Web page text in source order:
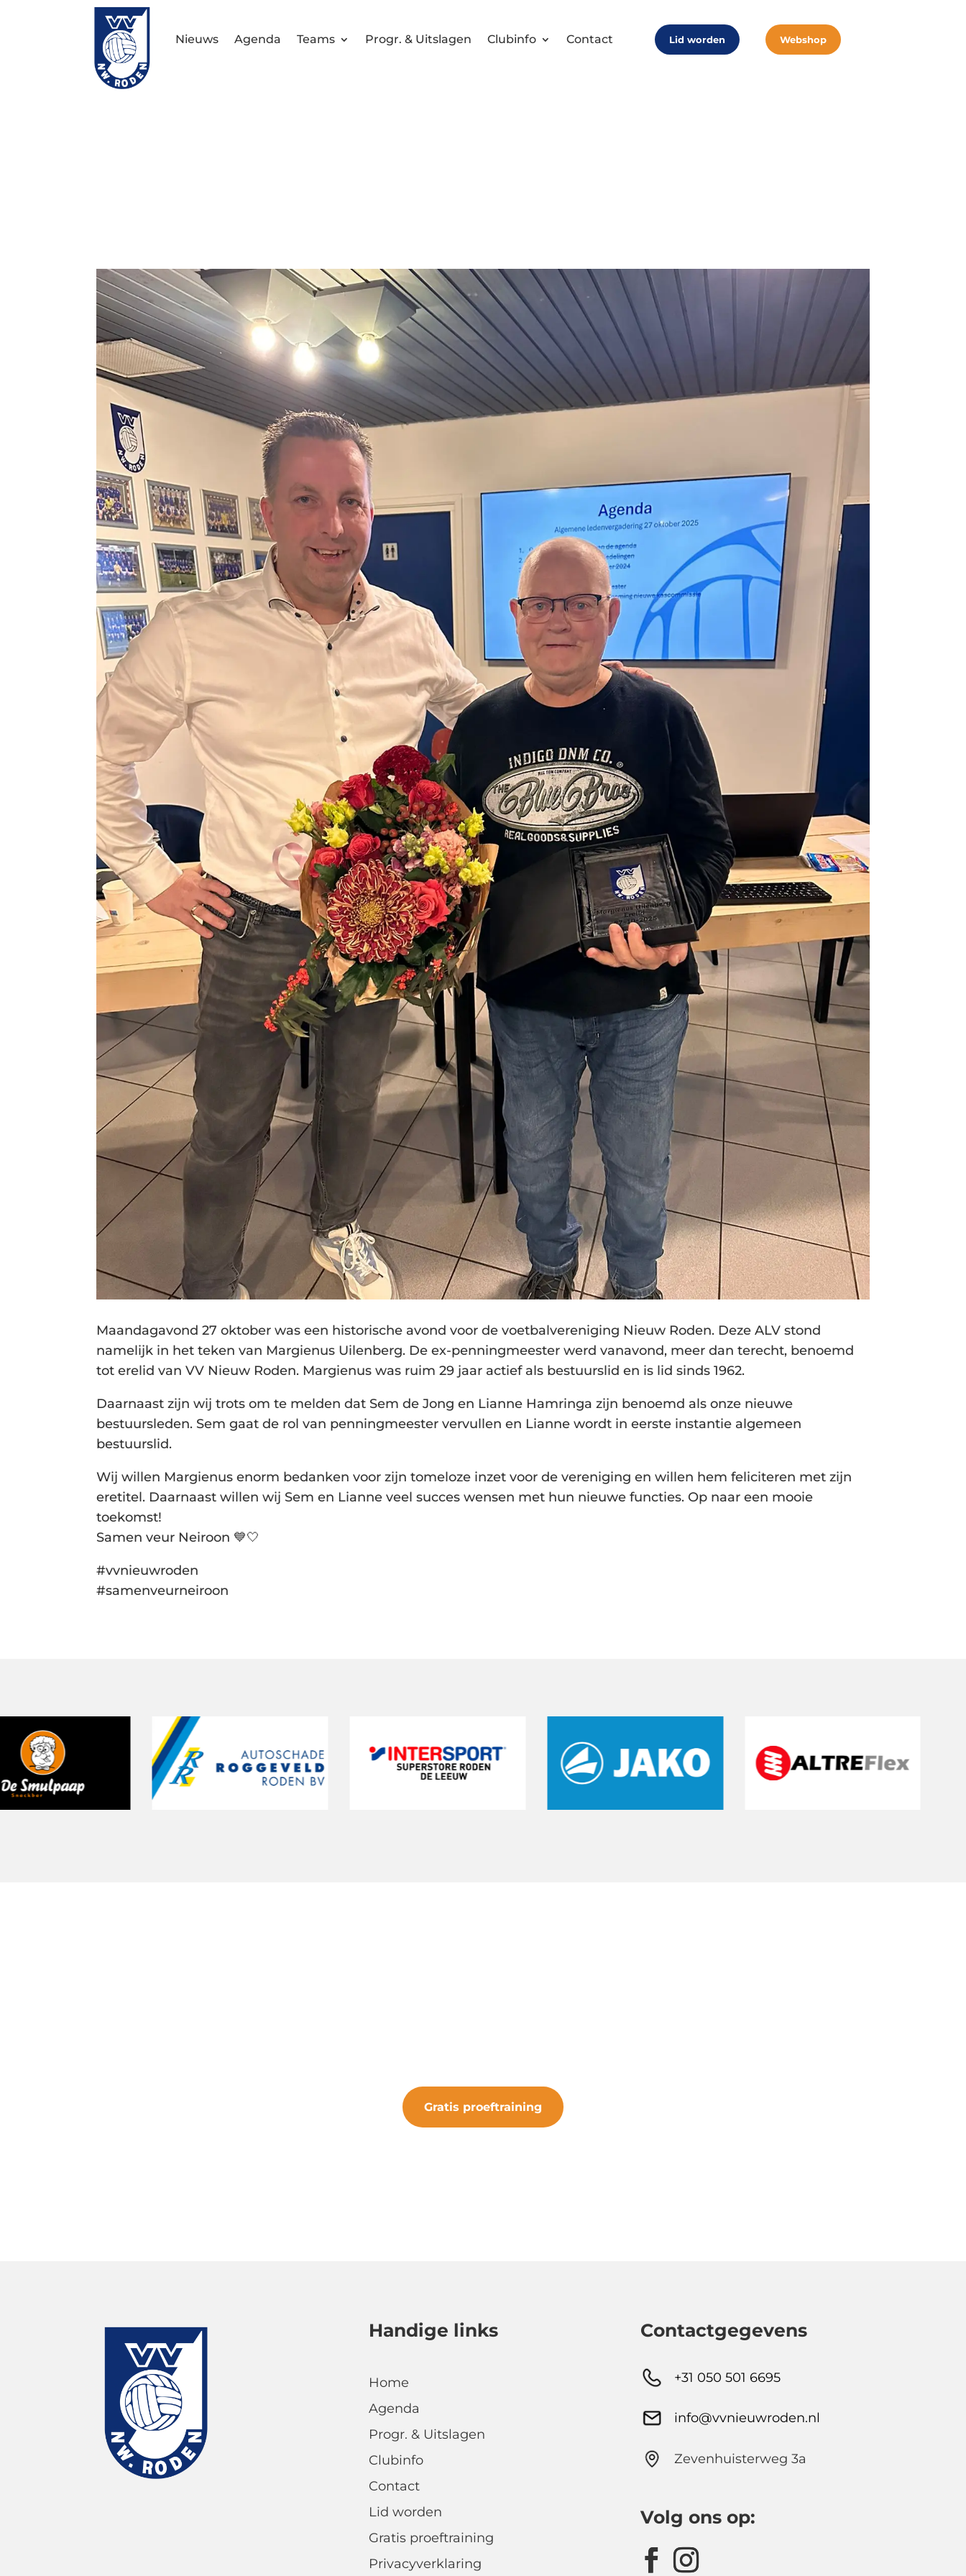
Nieuws Agenda Teams Progr. & Uitslagen Clubinfo Contact Lid worden Webshop
Maandagavond 27 oktober was een historische avond voor de voetbalvereniging Nieuw Roden. Deze ALV stond
namelijk in het teken van Margienus Uilenberg. De ex-penningmeester werd vanavond, meer dan terecht, benoemd
tot erelid van VV Nieuw Roden. Margienus was ruim 29 jaar actief als bestuurslid en is lid sinds 1962.
Daarnaast zijn wij trots om te melden dat Sem de Jong en Lianne Hamringa zijn benoemd als onze nieuwe
bestuursleden. Sem gaat de rol van penningmeester vervullen en Lianne wordt in eerste instantie algemeen
bestuurslid.
Wij willen Margienus enorm bedanken voor zijn tomeloze inzet voor de vereniging en willen hem feliciteren met zijn
eretitel. Daarnaast willen wij Sem en Lianne veel succes wensen met hun nieuwe functies. Op naar een mooie
toekomst!
Samen veur Neiroon 💙🤍
#vvnieuwroden
#samenveurneiroon
Gratis proeftraining
Handige links
Home
Agenda
Progr. & Uitslagen
Clubinfo
Contact
Lid worden
Gratis proeftraining
Privacyverklaring
Contactgegevens
+31 050 501 6695
info@vvnieuwroden.nl
Zevenhuisterweg 3a
Volg ons op: